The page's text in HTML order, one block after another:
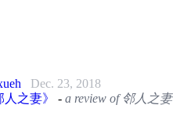
Dec. 23, 2018
之妻》
- a review of 邻人之妻